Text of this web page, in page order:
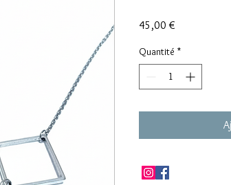
45,00 €
Quantité *